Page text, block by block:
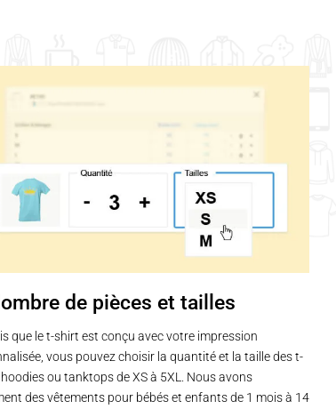
de pièces et tailles
que le t-shirt est conçu avec votre impression
vous pouvez choisir la quantité et la taille des t-
ou tanktops de XS à 5XL. Nous avons
des vêtements pour bébés et enfants de 1 mois à 14